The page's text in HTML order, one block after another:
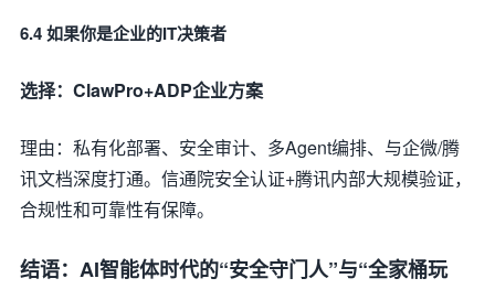
6.4 如果你是企业的IT决策者
选择：ClawPro+ADP企业方案
理由：私有化部署、安全审计、多Agent编排、与企微/腾
讯文档深度打通。信通院安全认证+腾讯内部大规模验证，
合规性和可靠性有保障。
结语：AI智能体时代的“安全守门人”与“全家桶玩